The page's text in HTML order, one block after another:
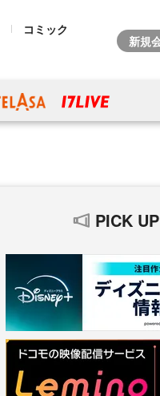
コミック
PICK UP